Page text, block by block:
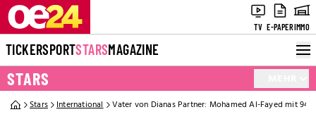
TV E-PAPERIMMO
TICKERSPORTSTARSMAGAZINE
STARS
Stars International Vater von Dianas Partner: Mohamed Al-Fayed mit 94